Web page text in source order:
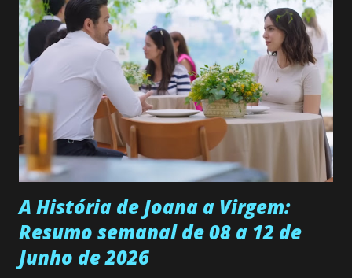
ama, o que não é fácil, já que dedica todas as suas energias a
se aprimorar, trabalhando, estudando e se orgulhando de
ser a primeira mulher da família a ingressar na
universidade. Ela tem uma personalidade muito alegre, é
muito madura para a idade, determinada, criativa e
empática. Detesta injustiças e é uma ótima amiga. Pode ser
teimosa e muito persistente quando decide fazer algo.
Durante um exame ginecológico, ela é inseminada por eng...
A História de Joana a Virgem:
Resumo semanal de 08 a 12 de
Junho de 2026